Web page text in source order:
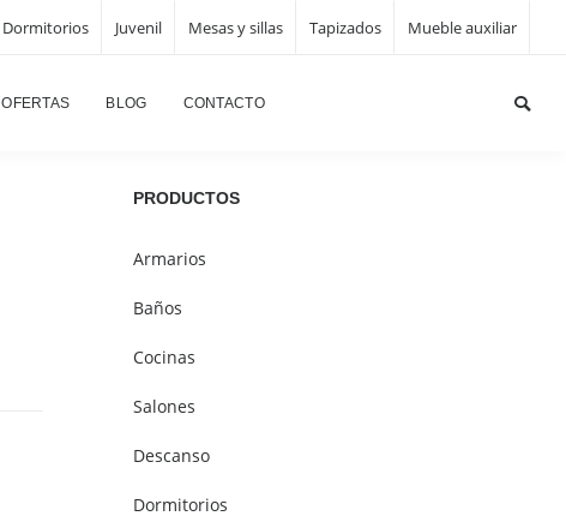
Dormitorios Juvenil Mesas y sillas Tapizados Mueble auxiliar
OFERTAS BLOG CONTACTO
PRODUCTOS
Armarios
Baños
Cocinas
Salones
Descanso
Dormitorios